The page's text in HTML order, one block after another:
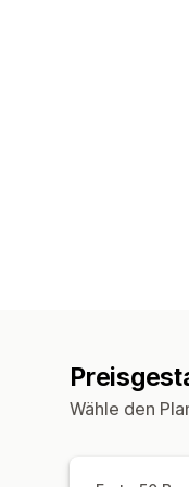
Wähle den